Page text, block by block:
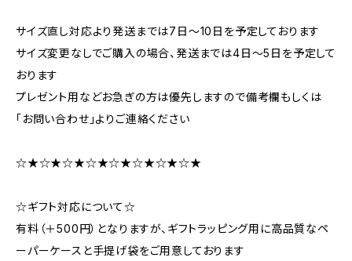
サイズ直し対応より発送までは7日～10日を予定しております
サイズ変更なしでご購入の場合、発送までは4日～5日を予定して
おります
プレゼント用などお急ぎの方は優先しますので備考欄もしくは
「お問い合わせ」よりご連絡ください
☆★☆★☆★☆★☆★☆★☆★☆★
☆ギフト対応について☆
有料（＋500円）となりますが、ギフトラッピング用に高品質なペ
ーパーケースと手提げ袋をご用意しております